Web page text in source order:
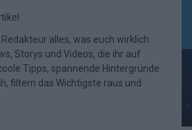
alles, was euch wirklich
Storys und Videos, die ihr auf
Tipps, spannende Hintergründe
filtern das Wichtigste raus und